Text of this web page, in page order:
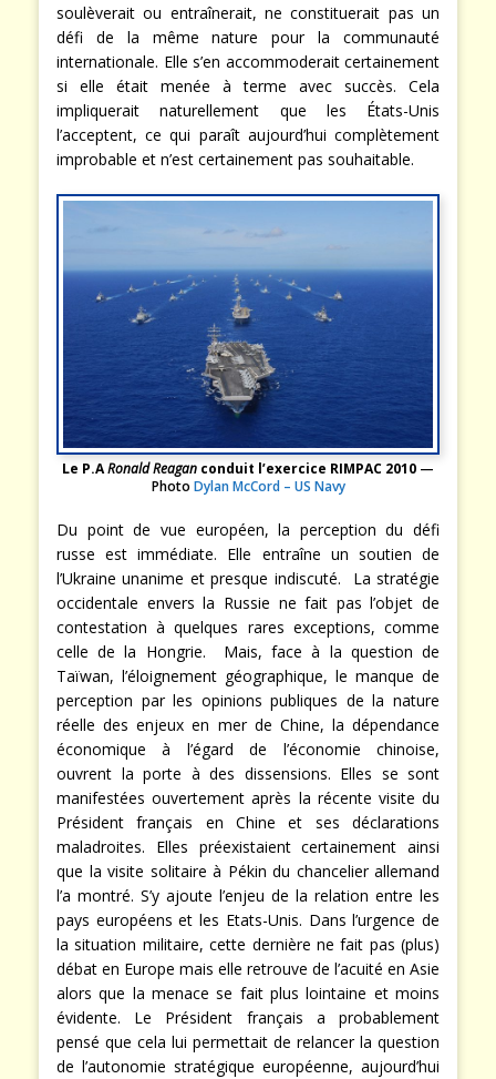
soulèverait ou entraînerait, ne constituerait pas un
défi de la même nature pour la communauté
internationale. Elle s’en accommoderait certainement
si elle était menée à terme avec succès. Cela
impliquerait naturellement que les États-Unis
l’acceptent, ce qui paraît aujourd’hui complètement
improbable et n’est certainement pas souhaitable.
Le P.ARonald Reagan conduit l’exercice RIMPAC 2010 —
Photo Dylan McCord – US Navy
Du point de vue européen, la perception du défi
russe est immédiate. Elle entraîne un soutien de
l’Ukraine unanime et presque indiscuté. La stratégie
occidentale envers la Russie ne fait pas l’objet de
contestation à quelques rares exceptions, comme
celle de la Hongrie. Mais, face à la question de
Taïwan, l’éloignement géographique, le manque de
perception par les opinions publiques de la nature
réelle des enjeux en mer de Chine, la dépendance
économique à l’égard de l’économie chinoise,
ouvrent la porte à des dissensions. Elles se sont
manifestées ouvertement après la récente visite du
Président français en Chine et ses déclarations
maladroites. Elles préexistaient certainement ainsi
que la visite solitaire à Pékin du chancelier allemand
l’a montré. S’y ajoute l’enjeu de la relation entre les
pays européens et les Etats-Unis. Dans l’urgence de
la situation militaire, cette dernière ne fait pas (plus)
débat en Europe mais elle retrouve de l’acuité en Asie
alors que la menace se fait plus lointaine et moins
évidente. Le Président français a probablement
pensé que cela lui permettait de relancer la question
de l’autonomie stratégique européenne, aujourd’hui